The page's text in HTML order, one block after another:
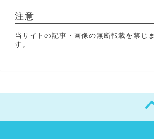
注意
当サイトの記事・画像の無断転載を禁じま
す。